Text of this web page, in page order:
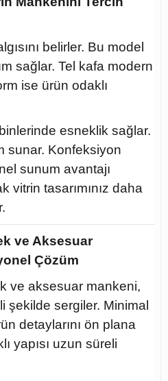
belirler. Bu model
sağlar. Tel kafa modern
ise ürün odaklı
esneklik sağlar.
sunar. Konfeksiyon
sunum avantajı
vitrin tasarımınız daha
ve Aksesuar
Çözüm
ve aksesuar mankeni,
şekilde sergiler. Minimal
detaylarını ön plana
yapısı uzun süreli